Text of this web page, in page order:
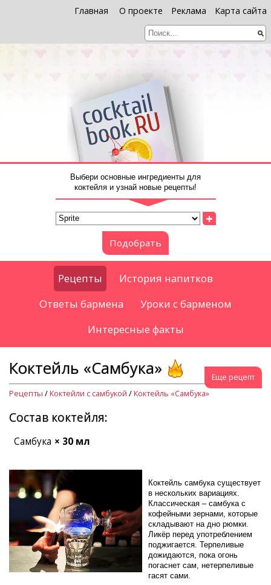
Главная О проекте Реклама Карта сайта
Выбери основные ингредиенты для
коктейля и узнай новые рецепты!
+
Подобрать
Рецепты
История напитков
Ответы бармена
Уроки с барменом
Интересные факты
Еще рецепт
Коктейль «Самбука»
Рецепты /Коктейли с самбукой /Коктейль «Самбука»
Состав коктейля:
Самбука × 30 мл
Коктейль самбука существует
в нескольких вариациях.
Классическая – самбука с
кофейными зернами, которые
складывают на дно рюмки.
Ликёр перед употреблением
поджигается. Терпеливые
дожидаются, пока огонь
погаснет сам, нетерпеливые
гасят сами.